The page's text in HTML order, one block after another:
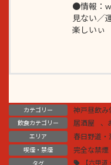
●情報：
見ない／
楽しいぃ
カテゴリー 神戸昼飲み
飲食カテゴリー 居酒屋 、
エリア 春日野道・
喫煙・禁煙 完全な禁煙
タグ 【六甲